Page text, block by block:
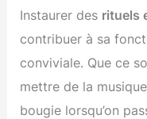
Instaurer des rituels
contribuer à sa
conviviale. Que ce
mettre de la
bougie lorsqu’on